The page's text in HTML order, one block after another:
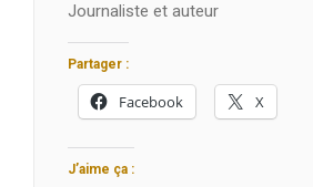
Journaliste et auteur
Partager :
Facebook X
J’aime ça :